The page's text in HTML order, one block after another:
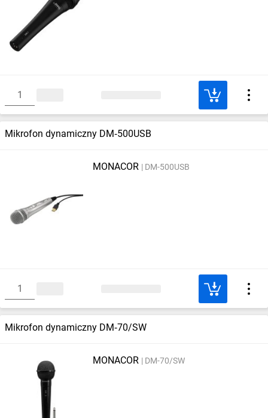
Mikrofon dynamiczny DM‑500USB
MONACOR DM-500USB
Mikrofon dynamiczny DM‑70/SW
MONACOR DM-70/SW